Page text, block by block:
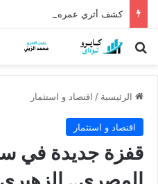
بحث عن
الرئيسية / اقتصاد و استثمار
اقتصاد و استثمار
قفزة جديدة في